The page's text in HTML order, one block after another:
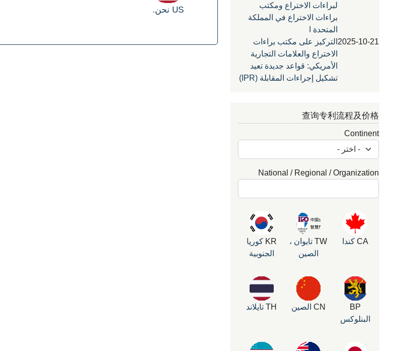
نحن.
لبراءات الاختراع ومكتب
براءات الاختراع في المملكة
المتحدة ا
التركيز على مكتب براءات
الاختراع والعلامات التجارية
الأمريكي: قواعد جديدة تعيد
تشكيل إجراءات المقابلة (IPR)
2025-10-21
查询专利流程及价格
Continent
National / Regional / Organization
KR
كوريا
الجنوبية
تايوان ،
الصين
كندا
تايلاند الصين
البنلوكس